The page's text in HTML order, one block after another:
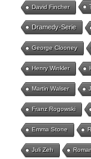
David Fincher
Dramedy-Serie
George Clooney
Henry Winkler
Martin Walser
Franz Rogowski
Emma Stone
Juli Zeh